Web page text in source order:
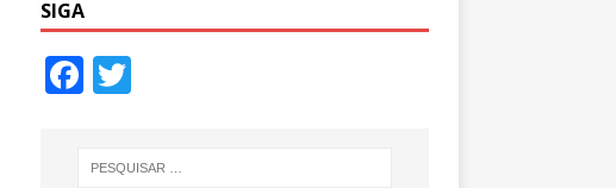
SIGA
F
e
T
itt